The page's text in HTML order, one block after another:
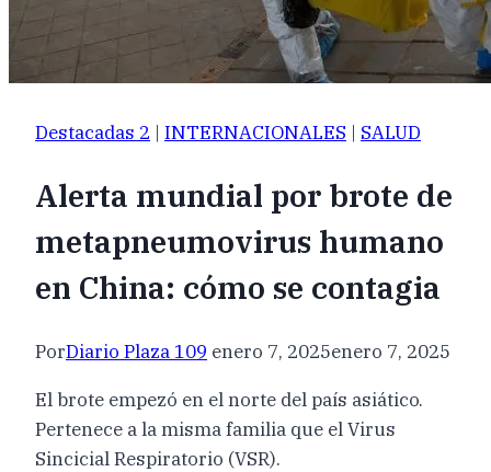
Destacadas 2 | INTERNACIONALES | SALUD
Alerta mundial por brote de
metapneumovirus humano
en China: cómo se contagia
PorDiario Plaza 109 enero 7, 2025enero 7, 2025
El brote empezó en el norte del país asiático.
Pertenece a la misma familia que el Virus
Sincicial Respiratorio (VSR).